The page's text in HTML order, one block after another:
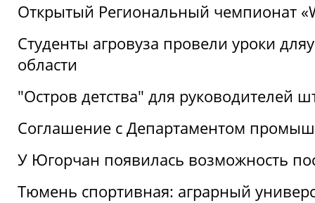
Открытый Региональный чемпионат
Студенты агровуза провели уроки
области
"Остров детства" для руководителей
Соглашение с Департаментом
У Югорчан появилась возможность
Тюмень спортивная: аграрный